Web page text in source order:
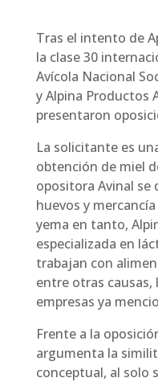
Tras el intento de
la clase 30
Avícola Nacional
y Alpina Productos
presentaron
La solicitante es
obtención de miel
opositora Avinal se
huevos y
yema en tanto,
especializada en
trabajan con
entre otras causas,
empresas ya
Frente a la
argumenta la
conceptual, al solo